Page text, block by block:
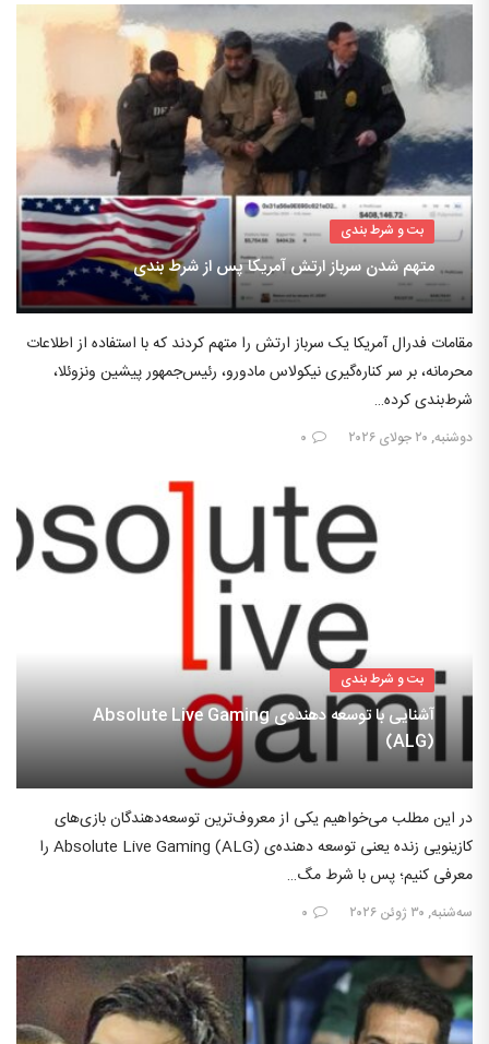
بت و شرط بندی
متهم شدن سرباز ارتش آمریکا پس از شرط بندی
مقامات فدرال آمریکا یک سرباز ارتش را متهم کردند که با استفاده از اطلاعات
محرمانه، بر سر کناره‌گیری نیکولاس مادورو، رئیس‌جمهور پیشین ونزوئلا،
شرط‌بندی کرده…
دوشنبه, ۲۰ جولای ۲۰۲۶ ۰
بت و شرط بندی
آشنایی با توسعه دهنده‌ی Absolute Live Gaming
(ALG)
در این مطلب می‌خواهیم یکی از معروف‌ترین توسعه‌دهندگان بازی‌های
کازینویی زنده یعنی توسعه دهنده‌ی Absolute Live Gaming (ALG) را
معرفی کنیم؛ پس با شرط مگ…
سه‌شنبه, ۳۰ ژوئن ۲۰۲۶ ۰